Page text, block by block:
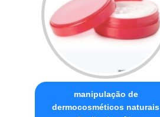
manipulação de
dermocosméticos naturais